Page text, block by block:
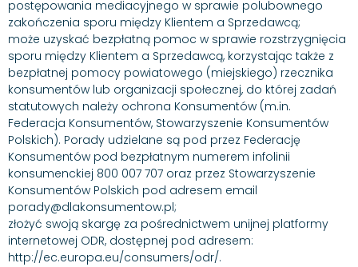
postępowania mediacyjnego w sprawie polubownego
zakończenia sporu między Klientem a Sprzedawcą;
może uzyskać bezpłatną pomoc w sprawie rozstrzygnięcia
sporu między Klientem a Sprzedawcą, korzystając także z
bezpłatnej pomocy powiatowego (miejskiego) rzecznika
konsumentów lub organizacji społecznej, do której zadań
statutowych należy ochrona Konsumentów (m.in.
Federacja Konsumentów, Stowarzyszenie Konsumentów
Polskich). Porady udzielane są pod przez Federację
Konsumentów pod bezpłatnym numerem infolinii
konsumenckiej 800 007 707 oraz przez Stowarzyszenie
Konsumentów Polskich pod adresem email
porady@dlakonsumentow.pl;
złożyć swoją skargę za pośrednictwem unijnej platformy
internetowej ODR, dostępnej pod adresem:
http://ec.europa.eu/consumers/odr/.